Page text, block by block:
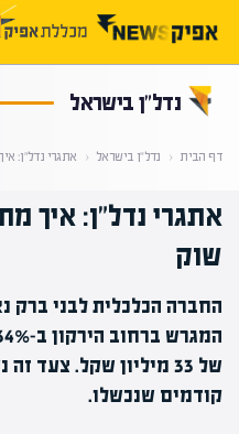
נדל”ן בישראל
דף הבית ‹ נדל”ן בישראל ‹ אתגרי נדל"ן:
אתגרי נדל"ן: איך
שוק
החברה הכלכלית לבני ברק
של 33 מיליון שקל.
קודמים שנכשלו.